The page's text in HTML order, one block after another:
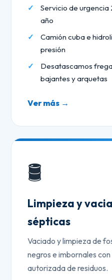
Servicio de urgencia
año
Camión cuba e
presión
Desatascamos
bajantes y arquetas
Ver más →
🛢️
Limpieza y
sépticas
Vaciado y limpieza de
negros e imbornales
autorizada de residuos.